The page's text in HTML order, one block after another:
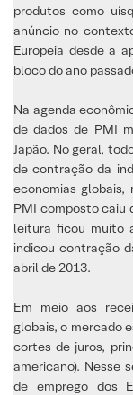
produtos como
anúncio no
Europeia desde a
bloco do ano
Na agenda
de dados de PMI
Japão. No geral,
de contração da
economias
PMI composto caiu
leitura ficou muito
indicou contração
abril de 2013.
Em meio aos
globais, o mercado
cortes de juros,
americano). Nesse
de emprego dos